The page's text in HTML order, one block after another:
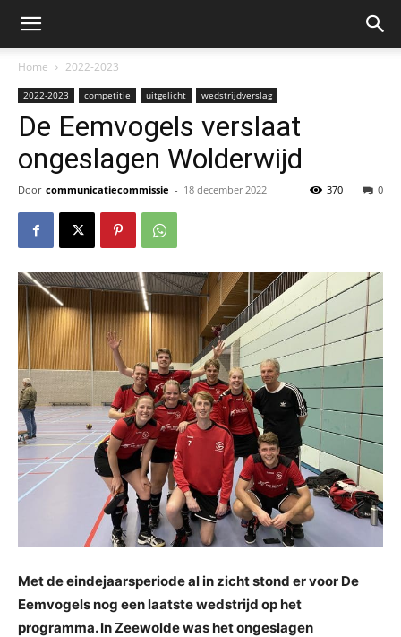
Home 2022-2023
2022-2023 competitie uitgelicht wedstrijdverslag
De Eemvogels verslaat
ongeslagen Wolderwijd
Door communicatiecommissie - 18 december 2022 0
370
Met de eindejaarsperiode al in zicht stond er voor De
Eemvogels nog een laatste wedstrijd op het
programma. In Zeewolde was het ongeslagen